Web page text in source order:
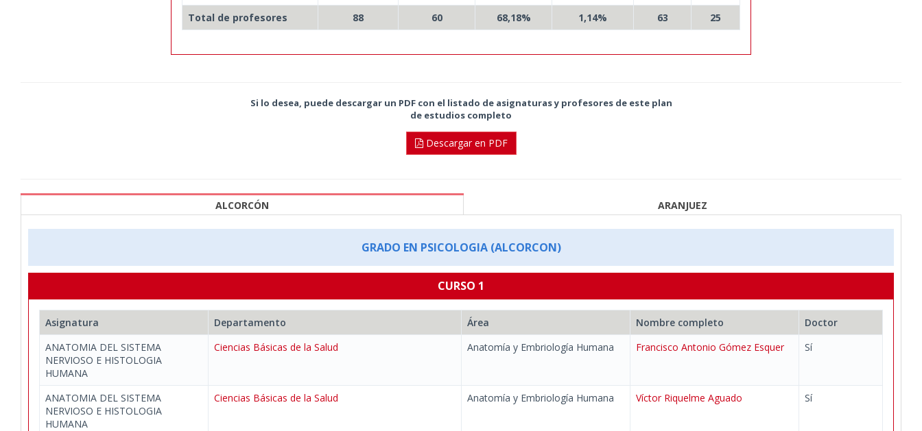
Total de profesores
88 60 68,18% 1,14% 63 25
Si lo desea, puede descargar un PDF con el listado de asignaturas y profesores de este plan
de estudios completo
Descargar en PDF
ALCORCÓN ARANJUEZ
GRADO EN PSICOLOGIA (ALCORCON)
CURSO 1
Asignatura Departamento Área Nombre completo
Doctor
ANATOMIA DEL SISTEMA
NERVIOSO E HISTOLOGIA
HUMANA
Ciencias Básicas de la Salud Anatomía y Embriología Humana Francisco Antonio Gómez Esquer Sí
ANATOMIA DEL SISTEMA
NERVIOSO E HISTOLOGIA
HUMANA
Ciencias Básicas de la Salud Anatomía y Embriología Humana Víctor Riquelme Aguado Sí